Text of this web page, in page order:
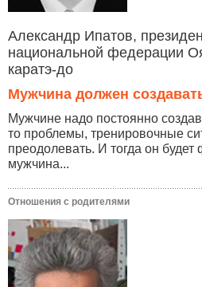
Александр Ипатов,
национальной федерации
каратэ-до
Мужчина должен
Мужчине надо постоянно
то проблемы, тренировочные
преодолевать. И тогда он будет
мужчина...
Отношения с родителями